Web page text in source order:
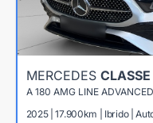
MERCEDES
A 180 AMG LINE
2025 | 17.900km | Ibrido |